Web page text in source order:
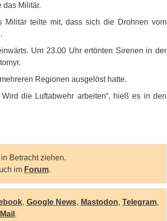
das Militär.
Militär teilte mit, dass sich die Drohnen vom
Um 23.00 Uhr ertönten Sirenen in der
Regionen ausgelöst hatte.
die Luftabwehr arbeiten“, hieß es in den
in Betracht ziehen.
im Forum.
, Google News, Mastodon, Telegram,
.